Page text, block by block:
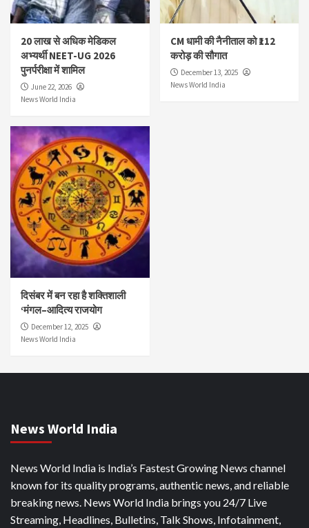
20 लाख से अधिक मेडिकल
अभ्यर्थी NEET-UG 2026
पुनर्परीक्षा में शामिल
June 22, 2026
News World India
CM धामी की नैनीताल को ₹112
करोड़ की सौगात
December 13, 2025
News World India
दिसंबर में बन रहा है शक्तिशाली
‘मंगल–आदित्य राजयोग
December 12, 2025
News World India
News World India
News World India is India’s Fastest Growing News channel
known for its quality programs, authentic news, and reliable
breaking news. News World India brings you 24/7 Live
Streaming, Headlines, Bulletins, Talk Shows, Infotainment,